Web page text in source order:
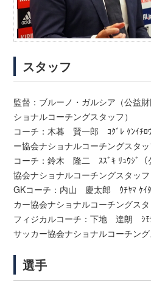
スタッフ
監督：ブルーノ・ガルシア（公益
ショナルコーチングスタッフ）
コーチ：木暮 賢一郎 ｺｸﾞﾚ ｹﾝｲﾁﾛ
ー協会ナショナルコーチングスタッ
コーチ：鈴木 隆二 ｽｽﾞｷ ﾘｭｳｼﾞ（
協会ナショナルコーチングスタッフ
GKコーチ：内山 慶太郎 ｳﾁﾔﾏ ｹｲ
カー協会ナショナルコーチングスタ
フィジカルコーチ：下地 達朗 ｼﾓ
サッカー協会ナショナルコーチング
選手